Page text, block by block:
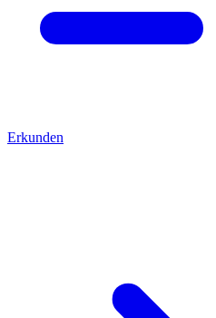
Erkunden